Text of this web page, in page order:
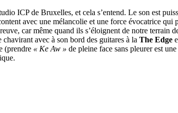
ICP de Bruxelles, et cela s’entend. Le son est
avec une mélancolie et une force évocatrice
car même quand ils s’éloignent de notre terrain
chavirant avec à son bord des guitares à la The Edge
(prendre « Ke Aw » de pleine face sans pleurer est